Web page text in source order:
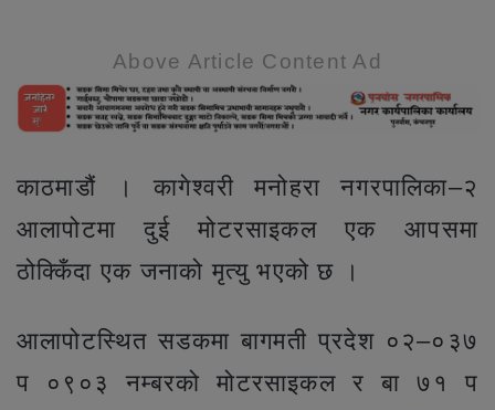
Above Article Content Ad
काठमाडौं । कागेश्वरी मनोहरा नगरपालिका–२
आलापोटमा दुई मोटरसाइकल एक आपसमा
ठोक्किँदा एक जनाको मृत्यु भएको छ ।
आलापोटस्थित सडकमा बागमती प्रदेश ०२–०३७
प ०९०३ नम्बरको मोटरसाइकल र बा ७१ प